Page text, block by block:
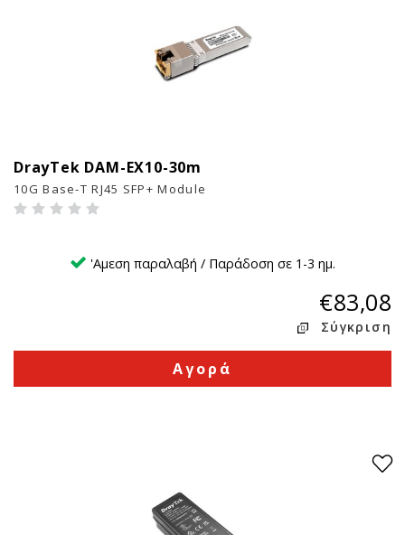
DrayTek DAM-EX10-30m
10G Base-T RJ45 SFP+ Module
'Αμεση παραλαβή / Παράδοση σε 1-3 ημ.
€83,08
Σύγκριση
Αγορά